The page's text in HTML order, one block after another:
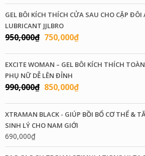
GEL BÔI KÍCH THÍCH CỬA SAU CHO CẶP ĐÔI
LUBRICANT JJLBRO
950,000₫ Giá
là:
950,000₫.
750,000₫Giá
tại
là:
EXCITE WOMAN – GEL BÔI KÍCH THÍCH
PHỤ NỮ DỄ LÊN ĐỈNH
990,000₫ Giá
là:
990,000₫.
850,000₫Giá
tại
là:
XTRAMAN BLACK - GIÚP BỒI BỔ CƠ THỂ &
SINH LÝ CHO NAM GIỚI
690,000₫